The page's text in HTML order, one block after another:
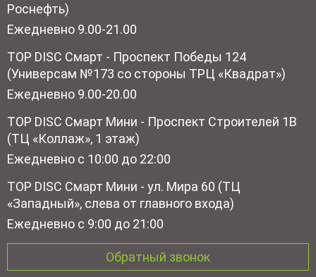
Роснефть)
Ежедневно 9.00-21.00
TOP DISC Смарт - Проспект Победы 124
(Универсам №173 со стороны ТРЦ «Квадрат»)
Ежедневно 9.00-20.00
TOP DISC Смарт Мини - Проспект Строителей 1В
(ТЦ «Коллаж», 1 этаж)
Ежедневно с 10:00 до 22:00
TOP DISC Смарт Мини - ул. Мира 60 (ТЦ
«Западный», слева от главного входа)
Ежедневно с 9:00 до 21:00
Обратный звонок